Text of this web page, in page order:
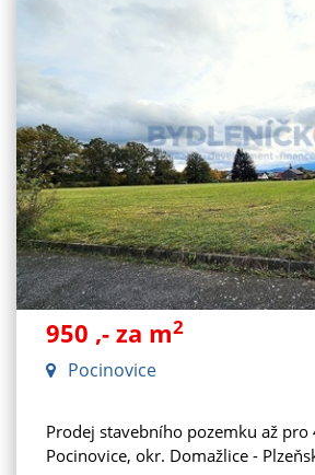
950 ,- za m2
Pocinovice
Prodej stavebního pozemku až pro
Pocinovice, okr. Domažlice -